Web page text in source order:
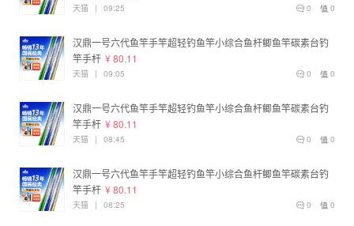
0
0
天猫 | 09:25
汉鼎一号六代鱼竿手竿超轻钓鱼竿小综合鱼杆鲫鱼竿碳素台钓
竿手杆 ¥ 80.11
0
0
天猫 | 09:05
汉鼎一号六代鱼竿手竿超轻钓鱼竿小综合鱼杆鲫鱼竿碳素台钓
竿手杆 ¥ 80.11
0
0
天猫 | 08:45
汉鼎一号六代鱼竿手竿超轻钓鱼竿小综合鱼杆鲫鱼竿碳素台钓
竿手杆 ¥ 80.11
0
0
天猫 | 08:25